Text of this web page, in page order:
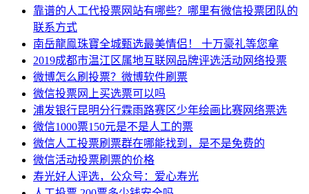
靠谱的人工代投票网站有哪些？哪里有微信投票团队的
联系方式
南岳龍鳯珠寶全城甄选最美情侣！ 十万豪礼等您拿
2019成都市温江区属地互联网品牌评选活动网络投票
微博怎么刷投票？微博软件刷票
微信投票网上买选票可以吗
浦发银行昆明分行霖雨路赛区少年绘画比赛网络票选
微信1000票150元是不是人工的票
微信人工投票刷票群在哪能找到，是不是免费的
微信活动投票刷票的价格
寿光好人评选，公众号：爱心寿光